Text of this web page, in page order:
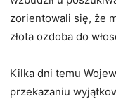
zorientowali się, że
złota ozdoba do
Kilka dni temu
przekazaniu